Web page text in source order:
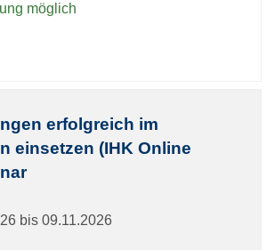
möglich
erfolgreich im
einsetzen (IHK Online
bis 09.11.2026